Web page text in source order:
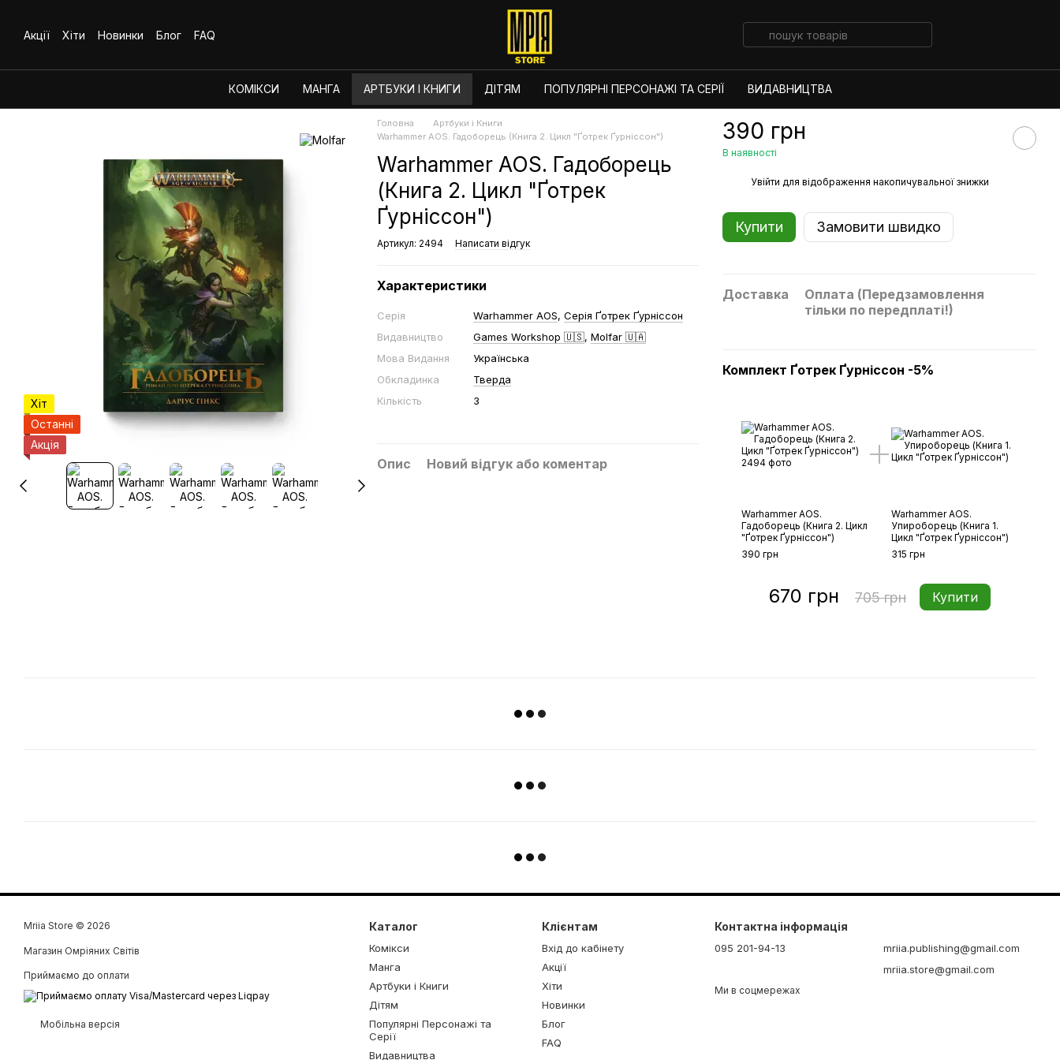
Акції
Хіти Новинки Блог FAQ
КОМІКСИ МАНГА АРТБУКИ І КНИГИ ДІТЯМ ПОПУЛЯРНІ ПЕРСОНАЖІ ТА СЕРІЇ ВИДАВНИЦТВА
Хіт
Останні
Акція
Головна
Артбуки і Книги
Warhammer AOS. Гадоборець (Книга 2. Цикл "Ґотрек Ґурніссон")
Warhammer AOS. Гадоборець
(Книга 2. Цикл "Ґотрек
Ґурніссон")
Артикул: 2494 Написати відгук
Характеристики
Серія Warhammer AOS, Серія Ґотрек Ґурніссон
Видавництво
Games Workshop 🇺🇸, Molfar 🇺🇦
Мова Видання
Українська
Обкладинка
Тверда
Кількість
3
Опис Новий відгук або коментар
390 грн
В наявності
Увійти для відображення накопичувальної знижки
Купити Замовити швидко
Доставка
Оплата (Передзамовлення
тільки по передплаті!)
Комплект Ґотрек Ґурніссон -5%
Warhammer AOS.
Гадоборець (Книга 2. Цикл
"Ґотрек Ґурніссон")
390 грн
Warhammer AOS.
Упироборець (Книга 1.
Цикл "Ґотрек Ґурніссон")
315 грн
670 грн 705 грн Купити
Mriia Store © 2026
Магазин Омріяних Світів
Приймаємо до оплати
Мобільна версія
Каталог
Комікси
Манга
Артбуки і Книги
Дітям
Популярні Персонажі та
Серії
Видавництва
Клієнтам
Вхід до кабінету
Акції
Хіти
Новинки
Блог
FAQ
Контактна інформація
095 201-94-13
mriia.publishing@gmail.com
mriia.store@gmail.com
Ми в соцмережах